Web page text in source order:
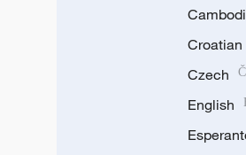
Croatian
Czech
English